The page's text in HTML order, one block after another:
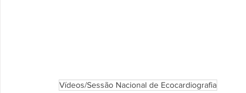
Vídeos/Sessão Nacional de Ecocardiografia